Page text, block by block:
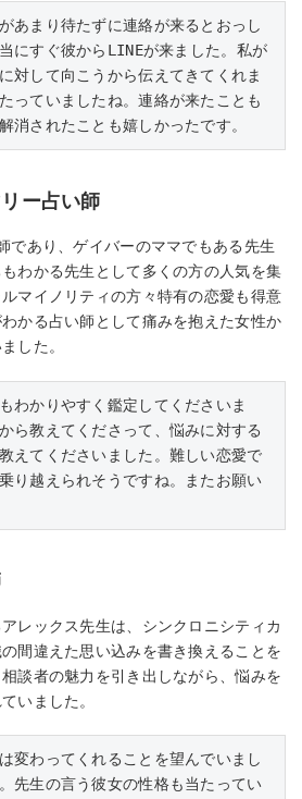
あまり待たずに連絡が来るとおっし
にすぐ彼からLINEが来ました。私が
対して向こうから伝えてきてくれま
っていましたね。連絡が来たことも
消されたことも嬉しかったです。
ー占い師
であり、ゲイバーのママでもある先生
わかる先生として多くの方の人気を集
マイノリティの方々特有の恋愛も得意
かる占い師として痛みを抱えた女性か
した。
わかりやすく鑑定してくださいま
ら教えてくださって、悩みに対する
えてくださいました。難しい恋愛で
り越えられそうですね。またお願い
レックス先生は、シンクロニシティカ
間違えた思い込みを書き換えることを
談者の魅力を引き出しながら、悩みを
いました。
変わってくれることを望んでいまし
先生の言う彼女の性格も当たってい